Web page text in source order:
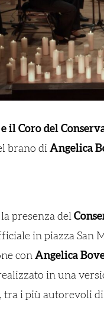
e il Coro del
brano di Angelica
presenza del
in piazza San
con Angelica
in una
, tra i più autorevoli